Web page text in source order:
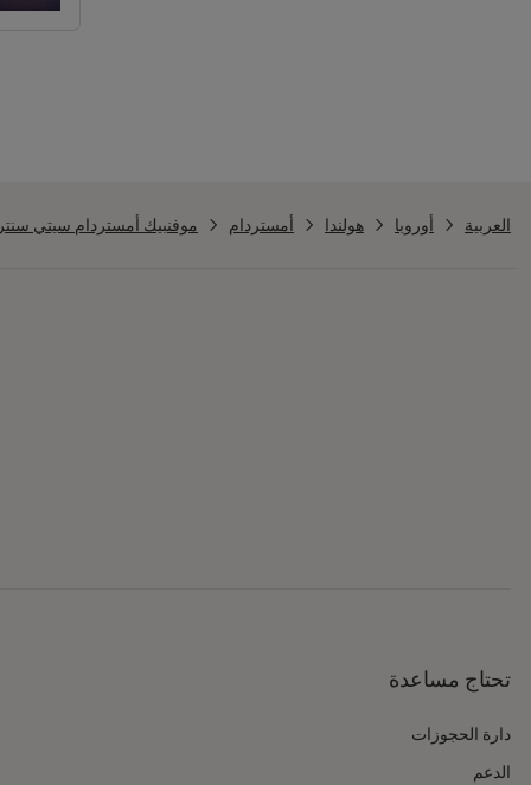
العربية أوروبا هولندا أمستردام موفنبيك أمستردام سيتي
تحتاج مساعدة
دارة الحجوزات
الدعم